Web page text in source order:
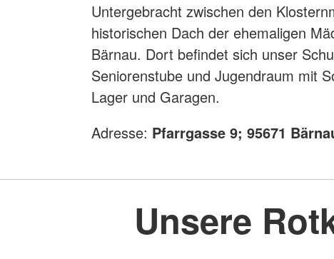
Untergebracht zwischen den
historischen Dach der ehemaligen
Bärnau. Dort befindet sich unser
Seniorenstube und Jugendraum mit
Lager und Garagen.
Adresse: Pfarrgasse 9; 95671
Unsere